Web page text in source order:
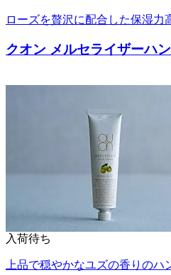
ローズを贅沢に配合した保湿力
クオン メルセライザーハ
入荷待ち
上品で穏やかなユズの香りのハ